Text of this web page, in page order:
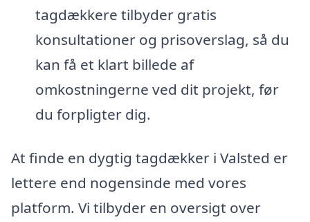
tagdækkere tilbyder gratis
konsultationer og prisoverslag, så du
kan få et klart billede af
omkostningerne ved dit projekt, før
du forpligter dig.
At finde en dygtig tagdækker i Valsted er
lettere end nogensinde med vores
platform. Vi tilbyder en oversigt over